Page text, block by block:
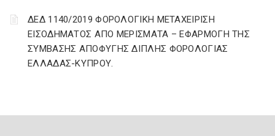
ΔΕΔ 1140/2019 ΦΟΡΟΛΟΓΙΚΗ ΜΕΤΑΧΕΙΡΙΣΗ
ΕΙΣΟΔΗΜΑΤΟΣ ΑΠΟ ΜΕΡΙΣΜΑΤΑ – ΕΦΑΡΜΟΓΗ ΤΗΣ
ΣΥΜΒΑΣΗΣ ΑΠΟΦΥΓΗΣ ΔΙΠΛΗΣ ΦΟΡΟΛΟΓΙΑΣ
ΕΛΛΑΔΑΣ-ΚΥΠΡΟΥ.